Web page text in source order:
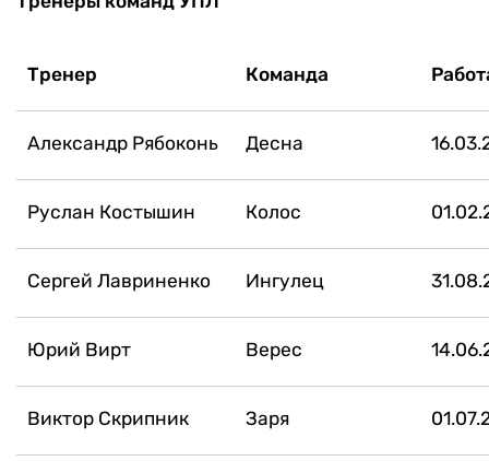
Тренер Команда
Александр Рябоконь Десна
Руслан Костышин Колос
Сергей Лавриненко Ингулец
Юрий Вирт Верес
Виктор Скрипник Заря